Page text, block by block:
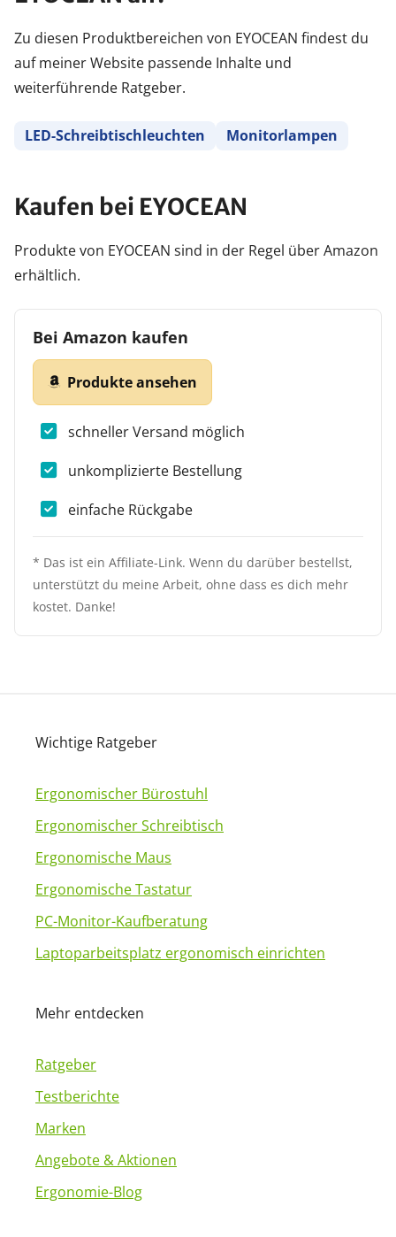
Zu diesen Produktbereichen von EYOCEAN findest du
auf meiner Website passende Inhalte und
weiterführende Ratgeber.
LED-Schreibtischleuchten Monitorlampen
Kaufen bei EYOCEAN
Produkte von EYOCEAN sind in der Regel über Amazon
erhältlich.
Bei Amazon kaufen
Produkte ansehen
schneller Versand möglich
unkomplizierte Bestellung
einfache Rückgabe
* Das ist ein Affiliate-Link. Wenn du darüber bestellst,
unterstützt du meine Arbeit, ohne dass es dich mehr
kostet. Danke!
Wichtige Ratgeber
Ergonomischer Bürostuhl
Ergonomischer Schreibtisch
Ergonomische Maus
Ergonomische Tastatur
PC-Monitor-Kaufberatung
Laptoparbeitsplatz ergonomisch einrichten
Mehr entdecken
Ratgeber
Testberichte
Marken
Angebote & Aktionen
Ergonomie-Blog